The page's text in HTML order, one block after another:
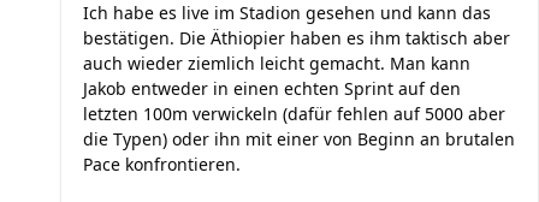
Ich habe es live im Stadion gesehen und kann das
bestätigen. Die Äthiopier haben es ihm taktisch aber
auch wieder ziemlich leicht gemacht. Man kann
Jakob entweder in einen echten Sprint auf den
letzten 100m verwickeln (dafür fehlen auf 5000 aber
die Typen) oder ihn mit einer von Beginn an brutalen
Pace konfrontieren.